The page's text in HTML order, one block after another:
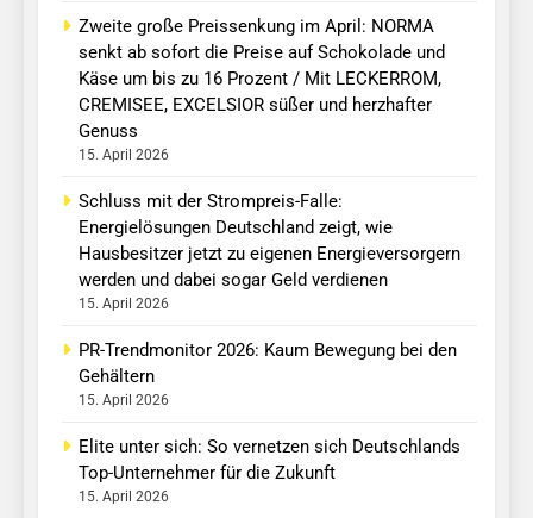
Zweite große Preissenkung im April: NORMA
senkt ab sofort die Preise auf Schokolade und
Käse um bis zu 16 Prozent / Mit LECKERROM,
CREMISEE, EXCELSIOR süßer und herzhafter
Genuss
15. April 2026
Schluss mit der Strompreis-Falle:
Energielösungen Deutschland zeigt, wie
Hausbesitzer jetzt zu eigenen Energieversorgern
werden und dabei sogar Geld verdienen
15. April 2026
PR-Trendmonitor 2026: Kaum Bewegung bei den
Gehältern
15. April 2026
Elite unter sich: So vernetzen sich Deutschlands
Top-Unternehmer für die Zukunft
15. April 2026